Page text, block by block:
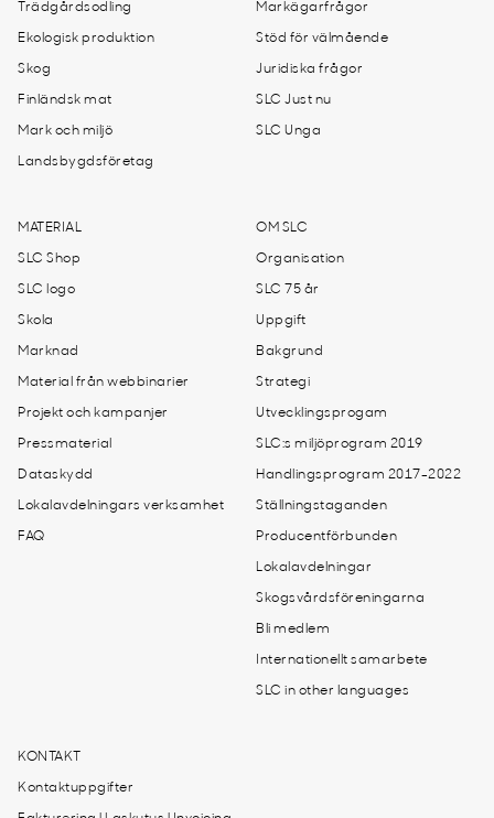
Trädgårdsodling
Ekologisk produktion
Skog
Finländsk mat
Mark och miljö
Landsbygdsföretag
Markägarfrågor
Stöd för välmående
Juridiska frågor
SLC Just nu
SLC Unga
MATERIAL
SLC Shop
SLC logo
Skola
Marknad
Material från webbinarier
Projekt och kampanjer
Pressmaterial
Dataskydd
Lokalavdelningars verksamhet
FAQ
OM SLC
Organisation
SLC 75 år
Uppgift
Bakgrund
Strategi
Utvecklingsprogam
SLC:s miljöprogram 2019
Handlingsprogram 2017-2022
Ställningstaganden
Producentförbunden
Lokalavdelningar
Skogsvårdsföreningarna
Bli medlem
Internationellt samarbete
SLC in other languages
KONTAKT
Kontaktuppgifter